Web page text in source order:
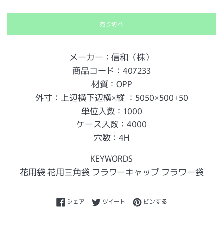
売り切れ
メーカー：信和（株）
商品コード：407233
材質：OPP
外寸：上辺横下辺横×縦 ：5050×500+50
単位入数：1000
ケース入数：4000
穴数：4H
KEYWORDS
花用袋 花用三角袋 フラワーキャップ フラワー袋
シェアFacebookでシェアする
ツイートTwitterに投稿する
ピンするPinterestでピンする